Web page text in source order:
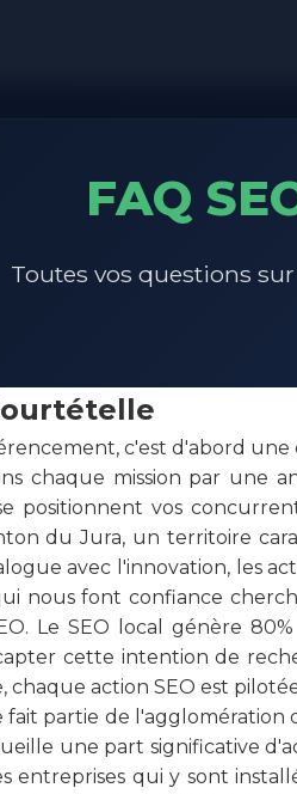
FAQ
Toutes vos questions
c'est d'abord
chaque mission par une
positionnent vos
du Jura, un territoire
avec l'innovation, les
nous font confiance
Le SEO local génère
cette intention de
chaque action SEO est
partie de l'agglomération
une part significative
entreprises qui y sont